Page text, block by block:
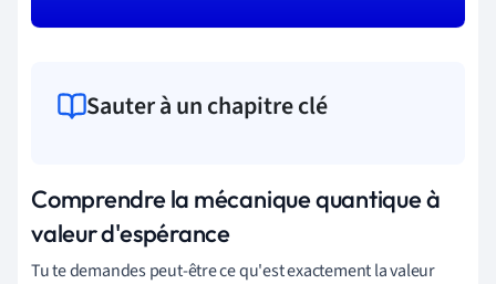
Sauter à un chapitre clé
Comprendre la mécanique quantique à
valeur d'espérance
Tu te demandes peut-être ce qu'est exactement la valeur